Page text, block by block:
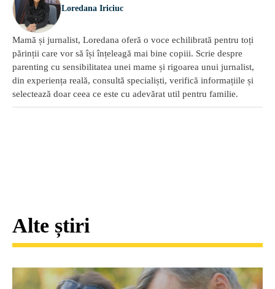
Loredana Iriciuc
Mamă și jurnalist, Loredana oferă o voce echilibrată pentru toți
părinții care vor să își înțeleagă mai bine copiii. Scrie despre
parenting cu sensibilitatea unei mame și rigoarea unui jurnalist,
din experiența reală, consultă specialiști, verifică informațiile și
selectează doar ceea ce este cu adevărat util pentru familie.
Alte știri